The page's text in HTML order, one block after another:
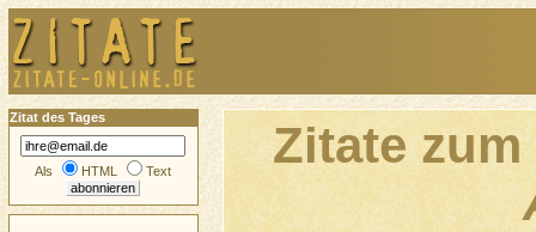
Zitate
Zitat des Tages
Als HTML Text